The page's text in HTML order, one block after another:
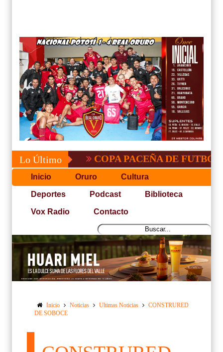
Lo ÚltimoCOPA PACEÑA DE FUTBOL
Inicio Oruro Cultura
Deportes Podcast Biblioteca
Vox Radio Contacto
Inicio Noticias Ultimas Noticias
CONSTRURED
DE SOBOCE